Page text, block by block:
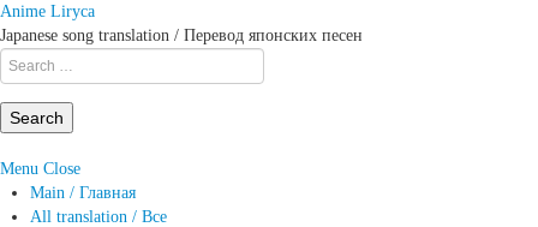
Anime Liryca
Japanese song translation / Перевод японских песен
Search
on:
Menu Close
Main / Главная
All translation / Все